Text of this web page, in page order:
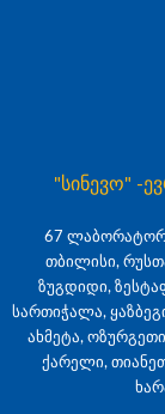
"სინევო" -
67
თბილისი,
ზუგდიდი,
სართიჭალა,
ახმეტა,
ქარელი,